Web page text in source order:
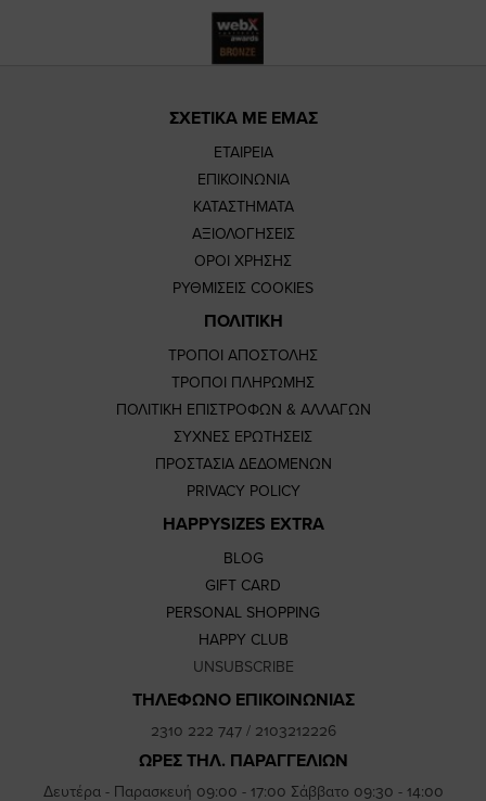
ΣΧΕΤΙΚΑ ΜΕ ΕΜΑΣ
ΕΤΑΙΡΕΙΑ
ΕΠΙΚΟΙΝΩΝΙΑ
ΚΑΤΑΣΤΗΜΑΤΑ
ΑΞΙΟΛΟΓΗΣΕΙΣ
ΟΡΟΙ ΧΡΗΣΗΣ
ΡΥΘΜΙΣΕΙΣ COOKIES
ΠΟΛΙΤΙΚΗ
ΤΡΟΠΟΙ ΑΠΟΣΤΟΛΗΣ
ΤΡΟΠΟΙ ΠΛΗΡΩΜΗΣ
ΠΟΛΙΤΙΚΗ ΕΠΙΣΤΡΟΦΩΝ & ΑΛΛΑΓΩΝ
ΣΥΧΝΕΣ ΕΡΩΤΗΣΕΙΣ
ΠΡΟΣΤΑΣΙΑ ΔΕΔΟΜΕΝΩΝ
PRIVACY POLICY
HAPPYSIZES EXTRA
BLOG
GIFT CARD
PERSONAL SHOPPING
HAPPY CLUB
UNSUBSCRIBE
ΤΗΛΕΦΩΝΟ ΕΠΙΚΟΙΝΩΝΙΑΣ
2310 222 747/ 2103212226
ΩΡΕΣ ΤΗΛ. ΠΑΡΑΓΓΕΛΙΩΝ
Δευτέρα - Παρασκευή 09:00 - 17:00 Σάββατο 09:30 - 14:00